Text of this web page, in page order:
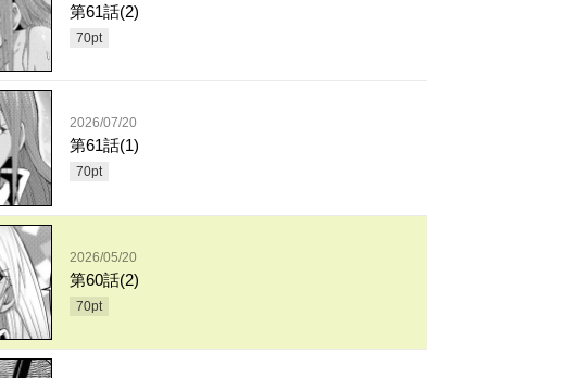
第61話(2)
70pt
2026/07/20
第61話(1)
70pt
2026/05/20
第60話(2)
70pt